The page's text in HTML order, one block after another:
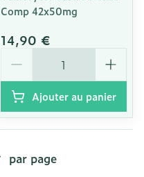
Comp 42x50mg
14,90 €
Ajouter au panier
par page